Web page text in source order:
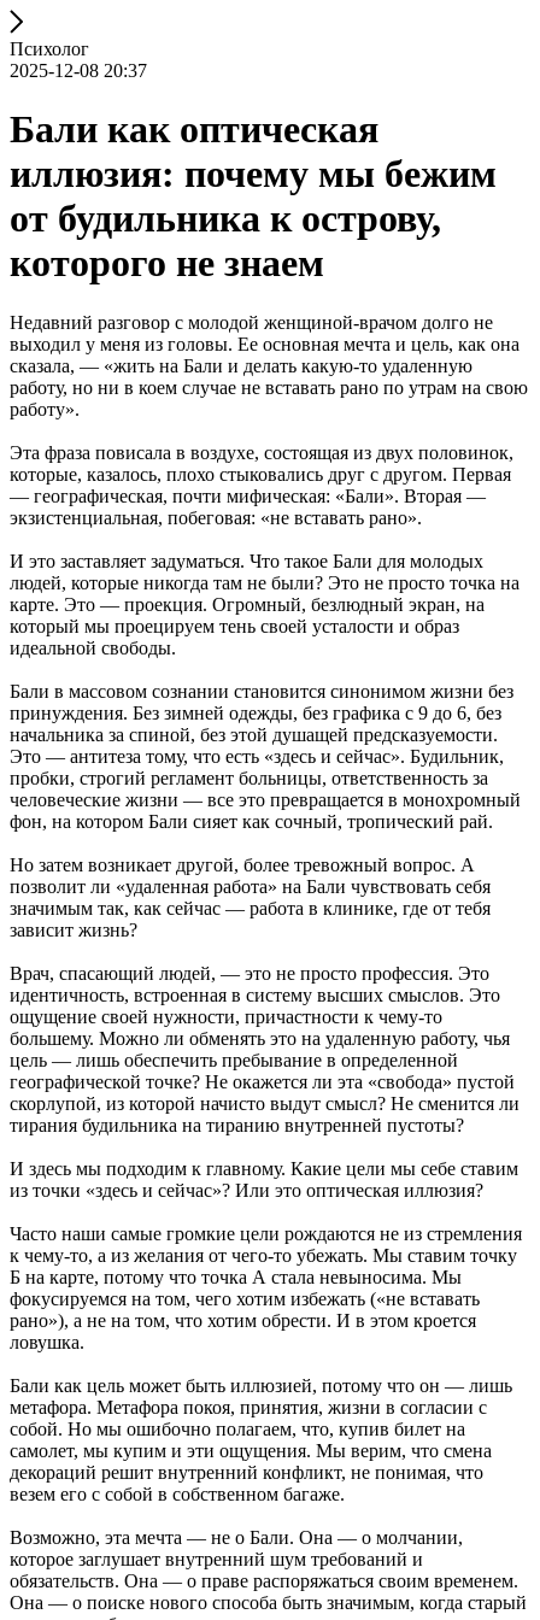
Психолог
2025-12-08 20:37
Бали как оптическая
иллюзия: почему мы бежим
от будильника к острову,
которого не знаем
Недавний разговор с молодой женщиной-врачом долго не
выходил у меня из головы. Ее основная мечта и цель, как она
сказала, — «жить на Бали и делать какую-то удаленную
работу, но ни в коем случае не вставать рано по утрам на свою
работу».
Эта фраза повисала в воздухе, состоящая из двух половинок,
которые, казалось, плохо стыковались друг с другом. Первая
— географическая, почти мифическая: «Бали». Вторая —
экзистенциальная, побеговая: «не вставать рано».
И это заставляет задуматься. Что такое Бали для молодых
людей, которые никогда там не были? Это не просто точка на
карте. Это — проекция. Огромный, безлюдный экран, на
который мы проецируем тень своей усталости и образ
идеальной свободы.
Бали в массовом сознании становится синонимом жизни без
принуждения. Без зимней одежды, без графика с 9 до 6, без
начальника за спиной, без этой душащей предсказуемости.
Это — антитеза тому, что есть «здесь и сейчас». Будильник,
пробки, строгий регламент больницы, ответственность за
человеческие жизни — все это превращается в монохромный
фон, на котором Бали сияет как сочный, тропический рай.
Но затем возникает другой, более тревожный вопрос. А
позволит ли «удаленная работа» на Бали чувствовать себя
значимым так, как сейчас — работа в клинике, где от тебя
зависит жизнь?
Врач, спасающий людей, — это не просто профессия. Это
идентичность, встроенная в систему высших смыслов. Это
ощущение своей нужности, причастности к чему-то
большему. Можно ли обменять это на удаленную работу, чья
цель — лишь обеспечить пребывание в определенной
географической точке? Не окажется ли эта «свобода» пустой
скорлупой, из которой начисто выдут смысл? Не сменится ли
тирания будильника на тиранию внутренней пустоты?
И здесь мы подходим к главному. Какие цели мы себе ставим
из точки «здесь и сейчас»? Или это оптическая иллюзия?
Часто наши самые громкие цели рождаются не из стремления
к чему-то, а из желания от чего-то убежать. Мы ставим точку
Б на карте, потому что точка А стала невыносима. Мы
фокусируемся на том, чего хотим избежать («не вставать
рано»), а не на том, что хотим обрести. И в этом кроется
ловушка.
Бали как цель может быть иллюзией, потому что он — лишь
метафора. Метафора покоя, принятия, жизни в согласии с
собой. Но мы ошибочно полагаем, что, купив билет на
самолет, мы купим и эти ощущения. Мы верим, что смена
декораций решит внутренний конфликт, не понимая, что
везем его с собой в собственном багаже.
Возможно, эта мечта — не о Бали. Она — о молчании,
которое заглушает внутренний шум требований и
обязательств. Она — о праве распоряжаться своим временем.
Она — о поиске нового способа быть значимым, когда старый